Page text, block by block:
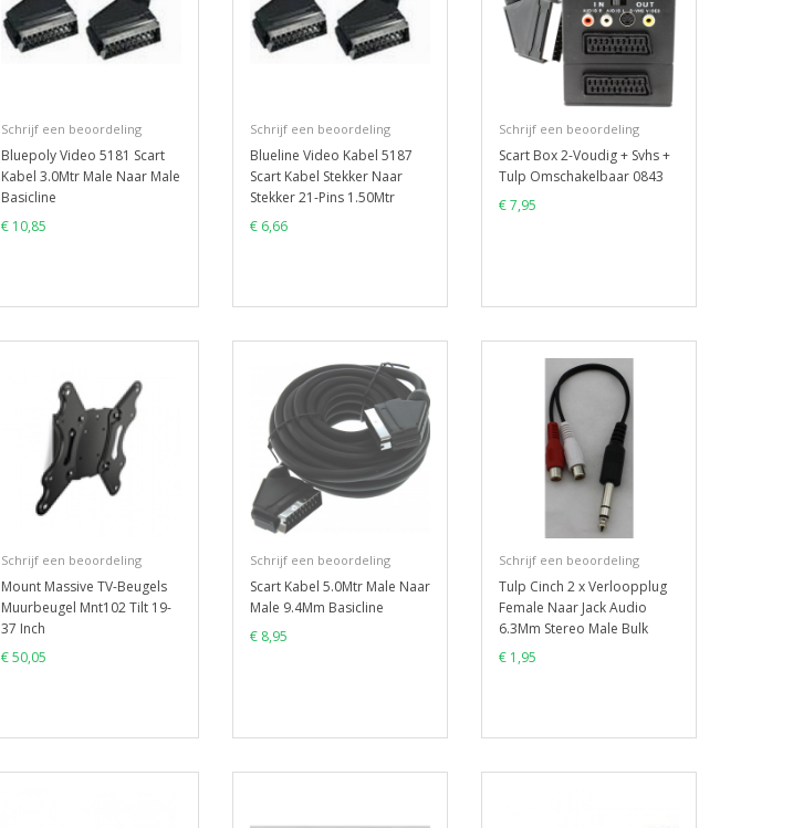
Schrijf een beoordeling
Bluepoly Video 5181 Scart
Kabel 3.0Mtr Male Naar Male
Basicline
€ 10,85
Schrijf een beoordeling
Blueline Video Kabel 5187
Scart Kabel Stekker Naar
Stekker 21-Pins 1.50Mtr
€ 6,66
Schrijf een beoordeling
Scart Box 2-Voudig + Svhs +
Tulp Omschakelbaar 0843
€ 7,95
Schrijf een beoordeling
Mount Massive TV-Beugels
Muurbeugel Mnt102 Tilt 19-
37 Inch
€ 50,05
Schrijf een beoordeling
Scart Kabel 5.0Mtr Male Naar
Male 9.4Mm Basicline
€ 8,95
Schrijf een beoordeling
Tulp Cinch 2 x Verloopplug
Female Naar Jack Audio
6.3Mm Stereo Male Bulk
€ 1,95